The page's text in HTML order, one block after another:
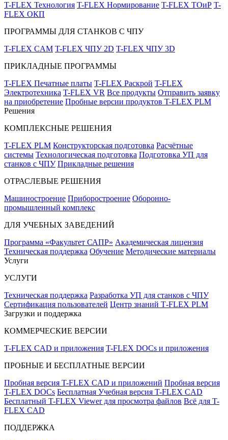
T-FLEX Технология T-FLEX Нормирование T-FLEX ТОиР T-
FLEX ОКП
ПРОГРАММЫ ДЛЯ СТАНКОВ С ЧПУ
T-FLEX CAM T-FLEX ЧПУ 2D T-FLEX ЧПУ 3D
ПРИКЛАДНЫЕ ПРОГРАММЫ
T-FLEX Печатные платы T-FLEX Раскрой T-FLEX
Электротехника T-FLEX VR Все продукты Отправить заявку
на приобретение Пробные версии продуктов T-FLEX PLM
Решения
КОМПЛЕКСНЫЕ РЕШЕНИЯ
T-FLEX PLM Конструкторская подготовка Расчётные
системы Технологическая подготовка Подготовка УП для
станков с ЧПУ Прикладные решения
ОТРАСЛЕВЫЕ РЕШЕНИЯ
Машиностроение Приборостроение Оборонно-
промышленный комплекс
ДЛЯ УЧЕБНЫХ ЗАВЕДЕНИЙ
Программа «Факультет САПР» Академическая лицензия
Техническая поддержка Обучение Методические материалы
Услуги
УСЛУГИ
Техническая поддержка Разработка УП для станков с ЧПУ
Сертификация пользователей Центр знаний T‑FLEX PLM
Загрузки и поддержка
КОММЕРЧЕСКИЕ ВЕРСИИ
T-FLEX CAD и приложения T-FLEX DOCs и приложения
ПРОБНЫЕ И БЕСПЛАТНЫЕ ВЕРСИИ
Пробная версия T-FLEX CAD и приложений Пробная версия
T-FLEX DOCs Бесплатная Учебная версия T-FLEX CAD
Бесплатный T-FLEX Viewer для просмотра файлов Всё для T-
FLEX CAD
ПОДДЕРЖКА